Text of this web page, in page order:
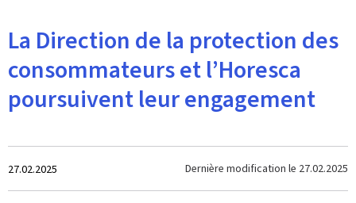
La Direction de la protection des
consommateurs et l’Horesca
poursuivent leur engagement
Crée
le
27.02.2025 Dernière modification le 27.02.2025